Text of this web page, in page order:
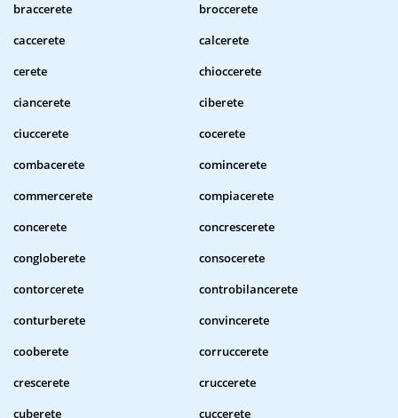
braccerete
broccerete
caccerete
calcerete
cerete
chioccerete
ciancerete
ciberete
ciuccerete
cocerete
combacerete
comincerete
commercerete
compiacerete
concerete
concrescerete
congloberete
consocerete
contorcerete
controbilancerete
conturberete
convincerete
cooberete
corruccerete
crescerete
cruccerete
cuberete
cuccerete